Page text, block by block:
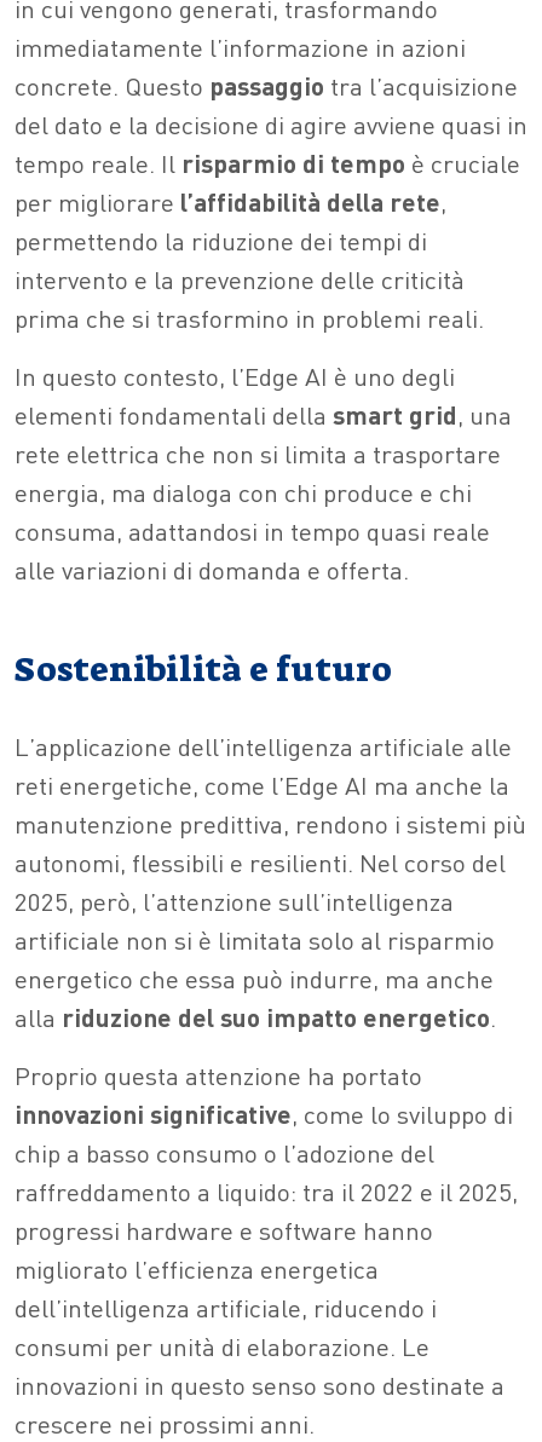
in cui vengono generati, trasformando
immediatamente l’informazione in azioni
concrete. Questo passaggio tra l’acquisizione
del dato e la decisione di agire avviene quasi in
tempo reale. Il risparmio di tempo è cruciale
per migliorare l’affidabilità della rete,
permettendo la riduzione dei tempi di
intervento e la prevenzione delle criticità
prima che si trasformino in problemi reali.
In questo contesto, l’Edge AI è uno degli
elementi fondamentali della smart grid, una
rete elettrica che non si limita a trasportare
energia, ma dialoga con chi produce e chi
consuma, adattandosi in tempo quasi reale
alle variazioni di domanda e offerta.
Sostenibilità e futuro
L’applicazione dell’intelligenza artificiale alle
reti energetiche, come l’Edge AI ma anche la
manutenzione predittiva, rendono i sistemi più
autonomi, flessibili e resilienti. Nel corso del
2025, però, l’attenzione sull’intelligenza
artificiale non si è limitata solo al risparmio
energetico che essa può indurre, ma anche
alla riduzione del suo impatto energetico.
Proprio questa attenzione ha portato
innovazioni significative, come lo sviluppo di
chip a basso consumo o l’adozione del
raffreddamento a liquido: tra il 2022 e il 2025,
progressi hardware e software hanno
migliorato l’efficienza energetica
dell’intelligenza artificiale, riducendo i
consumi per unità di elaborazione. Le
innovazioni in questo senso sono destinate a
crescere nei prossimi anni.